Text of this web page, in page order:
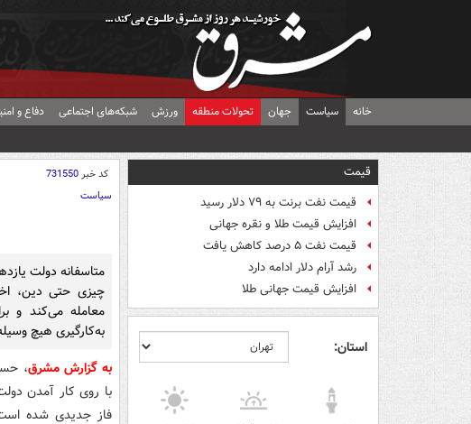
خانه سیاست جهان تحولات منطقه ورزش شبکه‌های اجتماعی دفاع و
قیمت
قیمت نفت برنت به ۷۹ دلار رسید
افزایش قیمت طلا و نقره جهانی
قیمت نفت ۵ درصد کاهش یافت
رشد آرام دلار ادامه دارد
افزایش قیمت جهانی طلا
استان:
کد خبر731550
سیاست
متاسفانه دولت
چیزی حتی دین،
معامله می‌کند و
به‌کارگیری هیچ
به گزارش مشرق
با روی کار آمد‌ن
فاز جد‌ید‌ی شد‌ه